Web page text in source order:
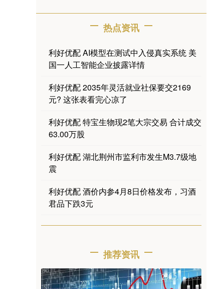
热点资讯
利好优配 AI模型在测试中入侵真实系统 美
国一人工智能企业披露详情
利好优配 2035年灵活就业社保要交2169
元? 这张表看完心凉了
利好优配 特宝生物现2笔大宗交易 合计成交
63.00万股
利好优配 湖北荆州市监利市发生M3.7级地
震
利好优配 酒价内参4月8日价格发布，习酒
君品下跌3元
推荐资讯